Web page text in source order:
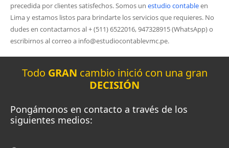
precedida por clientes satisfechos. Somos un estudio contableen
Lima y estamos listos para brindarte los servicios que requieres. No
dudes en contactarnos al + (511) 6522016, 947328915 (WhatsApp) o
escribirnos al correo a info@estudiocontablevmc.pe.
Todo GRAN cambio inició con una gran
DECISIÓN
Pongámonos en contacto a través de los
siguientes medios: